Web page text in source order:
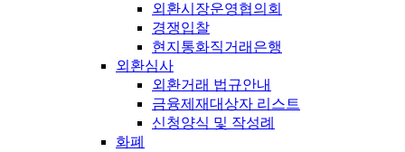
외환시장운영협의회
경쟁입찰
현지통화직거래은행
외환심사
외환거래 법규안내
금융제재대상자 리스트
신청양식 및 작성례
화폐